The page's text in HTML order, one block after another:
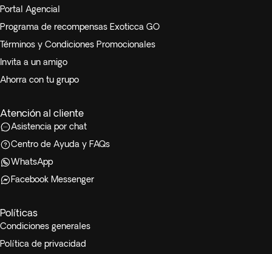
Portal Agencial
Programa de recompensas Exoticca GO
Términos y Condiciones Promocionales
Invita a un amigo
Ahorra con tu grupo
Atención al cliente
Asistencia por chat
Centro de Ayuda y FAQs
WhatsApp
Facebook Messenger
Políticas
Condiciones generales
Política de privacidad